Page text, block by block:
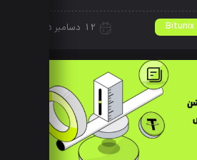
12 دسامبر 2025